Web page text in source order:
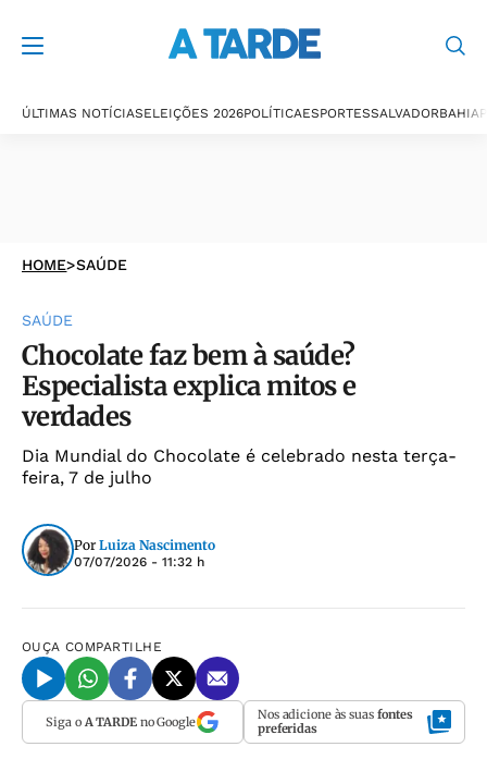
ÚLTIMAS NOTÍCIASELEIÇÕES 2026POLÍTICAESPORTESSALVADORBAHIA
HOME>SAÚDE
SAÚDE
Chocolate faz bem à saúde?
Especialista explica mitos e
verdades
Dia Mundial do Chocolate é celebrado nesta terça-
feira, 7 de julho
Por Luiza Nascimento
07/07/2026 - 11:32 h
OUÇA COMPARTILHE
Siga o A TARDEno Google Nos adicione às suas fontes
preferidas